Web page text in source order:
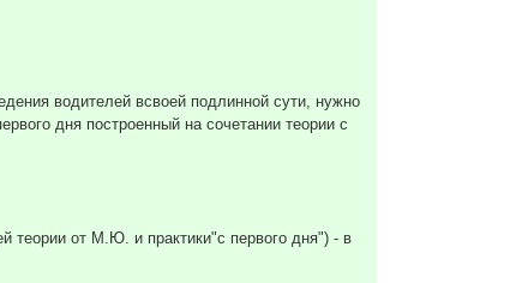
водителей всвоей подлинной сути, нужно
дня построенный на сочетании теории с
теории от М.Ю. и практики"с первого дня") - в